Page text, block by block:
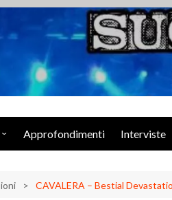
alternative
Approfondimenti Interviste
CAVALERA – Bestial